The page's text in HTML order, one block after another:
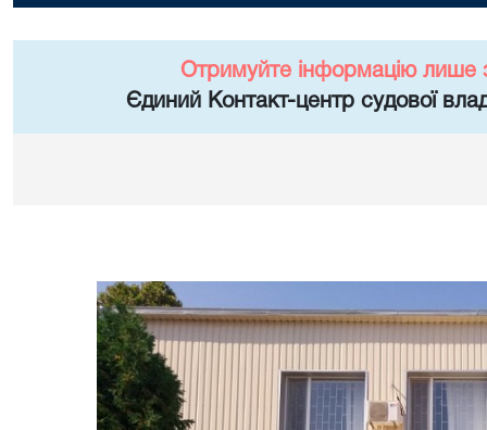
Отримуйте інформацію лише
Єдиний Контакт-центр судової